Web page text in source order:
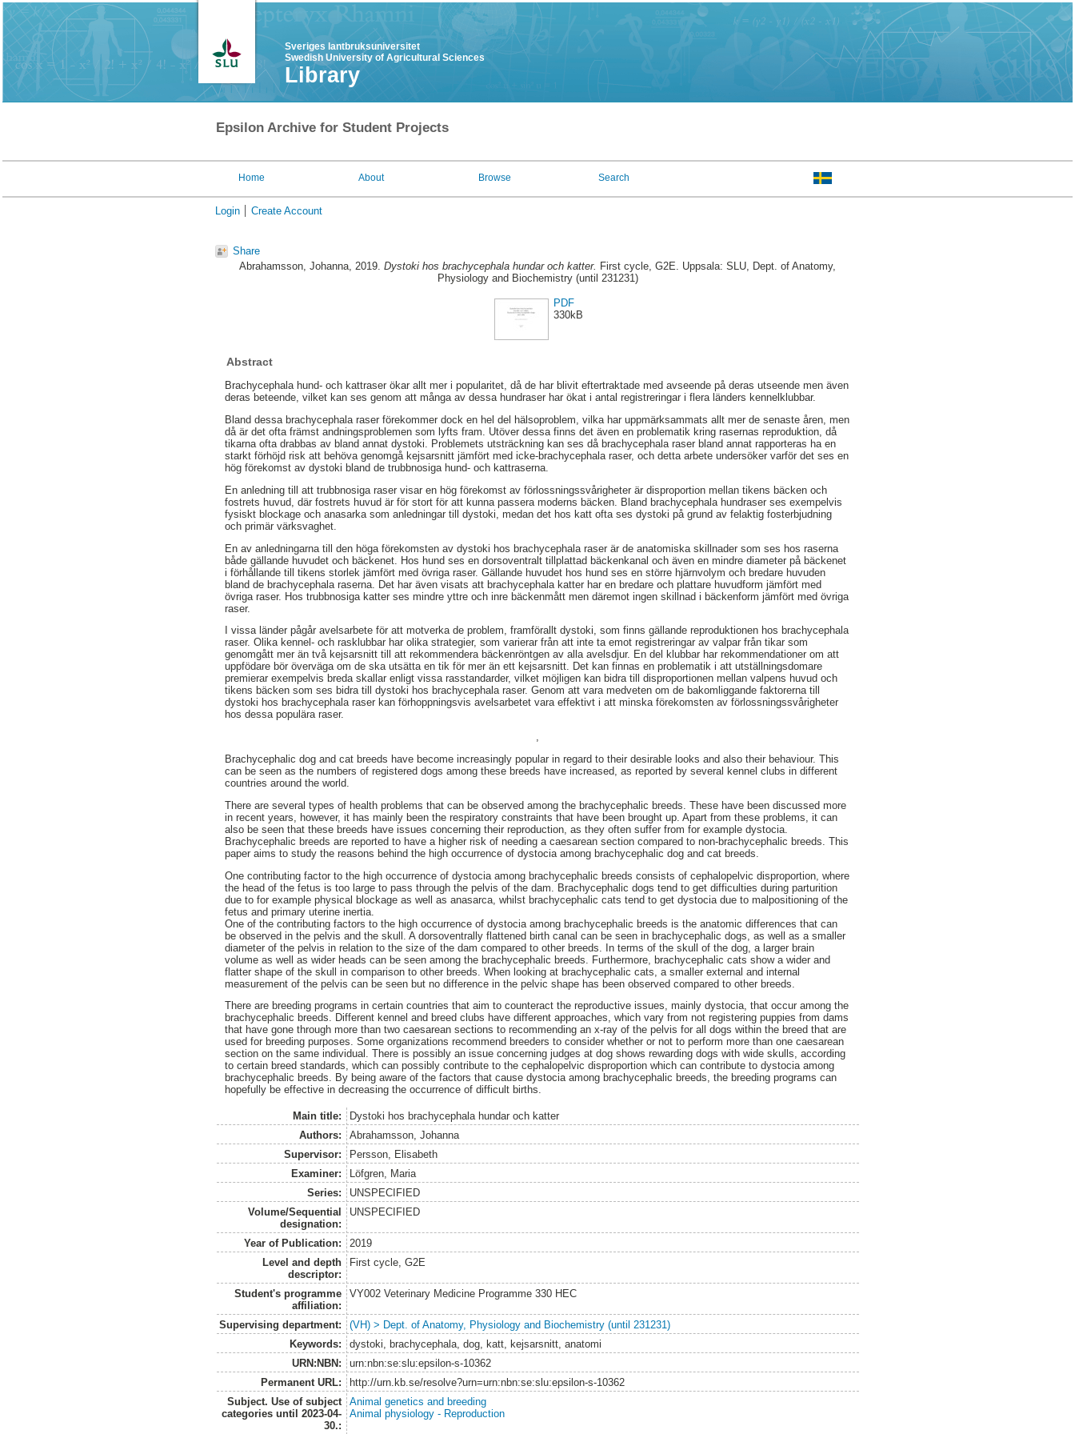
Sveriges lantbruksuniversitet
Swedish University of Agricultural Sciences
Library
Epsilon Archive for Student Projects
Home About Browse Search
Login Create Account
Share
Abrahamsson, Johanna, 2019. Dystoki hos brachycephala hundar och katter. First cycle, G2E. Uppsala: SLU, Dept. of Anatomy,
Physiology and Biochemistry (until 231231)
PDF
330kB
Abstract
Brachycephala hund- och kattraser ökar allt mer i popularitet, då de har blivit eftertraktade med avseende på deras utseende men även
deras beteende, vilket kan ses genom att många av dessa hundraser har ökat i antal registreringar i flera länders kennelklubbar.
Bland dessa brachycephala raser förekommer dock en hel del hälsoproblem, vilka har uppmärksammats allt mer de senaste åren, men
då är det ofta främst andningsproblemen som lyfts fram. Utöver dessa finns det även en problematik kring rasernas reproduktion, då
tikarna ofta drabbas av bland annat dystoki. Problemets utsträckning kan ses då brachycephala raser bland annat rapporteras ha en
starkt förhöjd risk att behöva genomgå kejsarsnitt jämfört med icke-brachycephala raser, och detta arbete undersöker varför det ses en
hög förekomst av dystoki bland de trubbnosiga hund- och kattraserna.
En anledning till att trubbnosiga raser visar en hög förekomst av förlossningssvårigheter är disproportion mellan tikens bäcken och
fostrets huvud, där fostrets huvud är för stort för att kunna passera moderns bäcken. Bland brachycephala hundraser ses exempelvis
fysiskt blockage och anasarka som anledningar till dystoki, medan det hos katt ofta ses dystoki på grund av felaktig fosterbjudning
och primär värksvaghet.
En av anledningarna till den höga förekomsten av dystoki hos brachycephala raser är de anatomiska skillnader som ses hos raserna
både gällande huvudet och bäckenet. Hos hund ses en dorsoventralt tillplattad bäckenkanal och även en mindre diameter på bäckenet
i förhållande till tikens storlek jämfört med övriga raser. Gällande huvudet hos hund ses en större hjärnvolym och bredare huvuden
bland de brachycephala raserna. Det har även visats att brachycephala katter har en bredare och plattare huvudform jämfört med
övriga raser. Hos trubbnosiga katter ses mindre yttre och inre bäckenmått men däremot ingen skillnad i bäckenform jämfört med övriga
raser.
I vissa länder pågår avelsarbete för att motverka de problem, framförallt dystoki, som finns gällande reproduktionen hos brachycephala
raser. Olika kennel- och rasklubbar har olika strategier, som varierar från att inte ta emot registreringar av valpar från tikar som
genomgått mer än två kejsarsnitt till att rekommendera bäckenröntgen av alla avelsdjur. En del klubbar har rekommendationer om att
uppfödare bör överväga om de ska utsätta en tik för mer än ett kejsarsnitt. Det kan finnas en problematik i att utställningsdomare
premierar exempelvis breda skallar enligt vissa rasstandarder, vilket möjligen kan bidra till disproportionen mellan valpens huvud och
tikens bäcken som ses bidra till dystoki hos brachycephala raser. Genom att vara medveten om de bakomliggande faktorerna till
dystoki hos brachycephala raser kan förhoppningsvis avelsarbetet vara effektivt i att minska förekomsten av förlossningssvårigheter
hos dessa populära raser.
,
Brachycephalic dog and cat breeds have become increasingly popular in regard to their desirable looks and also their behaviour. This
can be seen as the numbers of registered dogs among these breeds have increased, as reported by several kennel clubs in different
countries around the world.
There are several types of health problems that can be observed among the brachycephalic breeds. These have been discussed more
in recent years, however, it has mainly been the respiratory constraints that have been brought up. Apart from these problems, it can
also be seen that these breeds have issues concerning their reproduction, as they often suffer from for example dystocia.
Brachycephalic breeds are reported to have a higher risk of needing a caesarean section compared to non-brachycephalic breeds. This
paper aims to study the reasons behind the high occurrence of dystocia among brachycephalic dog and cat breeds.
One contributing factor to the high occurrence of dystocia among brachycephalic breeds consists of cephalopelvic disproportion, where
the head of the fetus is too large to pass through the pelvis of the dam. Brachycephalic dogs tend to get difficulties during parturition
due to for example physical blockage as well as anasarca, whilst brachycephalic cats tend to get dystocia due to malpositioning of the
fetus and primary uterine inertia.
One of the contributing factors to the high occurrence of dystocia among brachycephalic breeds is the anatomic differences that can
be observed in the pelvis and the skull. A dorsoventrally flattened birth canal can be seen in brachycephalic dogs, as well as a smaller
diameter of the pelvis in relation to the size of the dam compared to other breeds. In terms of the skull of the dog, a larger brain
volume as well as wider heads can be seen among the brachycephalic breeds. Furthermore, brachycephalic cats show a wider and
flatter shape of the skull in comparison to other breeds. When looking at brachycephalic cats, a smaller external and internal
measurement of the pelvis can be seen but no difference in the pelvic shape has been observed compared to other breeds.
There are breeding programs in certain countries that aim to counteract the reproductive issues, mainly dystocia, that occur among the
brachycephalic breeds. Different kennel and breed clubs have different approaches, which vary from not registering puppies from dams
that have gone through more than two caesarean sections to recommending an x-ray of the pelvis for all dogs within the breed that are
used for breeding purposes. Some organizations recommend breeders to consider whether or not to perform more than one caesarean
section on the same individual. There is possibly an issue concerning judges at dog shows rewarding dogs with wide skulls, according
to certain breed standards, which can possibly contribute to the cephalopelvic disproportion which can contribute to dystocia among
brachycephalic breeds. By being aware of the factors that cause dystocia among brachycephalic breeds, the breeding programs can
hopefully be effective in decreasing the occurrence of difficult births.
Main title:
Dystoki hos brachycephala hundar och katter
Authors:
Abrahamsson, Johanna
Supervisor:
Persson, Elisabeth
Examiner:
Löfgren, Maria
Series:
UNSPECIFIED
Volume/Sequential
designation:
UNSPECIFIED
Year of Publication:
2019
Level and depth
descriptor:
First cycle, G2E
Student's programme
affiliation:
VY002 Veterinary Medicine Programme 330 HEC
Supervising department:
(VH) > Dept. of Anatomy, Physiology and Biochemistry (until 231231)
Keywords:
dystoki, brachycephala, dog, katt, kejsarsnitt, anatomi
URN:NBN:
urn:nbn:se:slu:epsilon-s-10362
Permanent URL:
http://urn.kb.se/resolve?urn=urn:nbn:se:slu:epsilon-s-10362
Subject. Use of subject
categories until 2023-04-
30.:
Animal genetics and breeding
Animal physiology - Reproduction